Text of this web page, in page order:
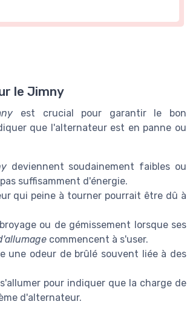
le Jimny
est crucial pour garantir le bon
que l'alternateur est en panne ou
deviennent soudainement faibles ou
suffisamment d'énergie.
qui peine à tourner pourrait être dû à
ou de gémissement lorsque ses
commencent à s'user.
une odeur de brûlé souvent liée à des
pour indiquer que la charge de
d'alternateur.